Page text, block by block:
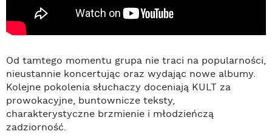
Od tamtego momentu grupa nie traci na popularności,
nieustannie koncertując oraz wydając nowe albumy.
Kolejne pokolenia słuchaczy doceniają KULT za
prowokacyjne, buntownicze teksty,
charakterystyczne brzmienie i młodzieńczą
zadziorność.